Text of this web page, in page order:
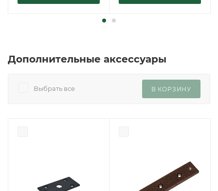
Дополнительные аксессуары
Выбрать все В КОРЗИНУ